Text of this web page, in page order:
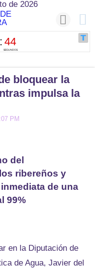
de 2026
bloquear la
impulsa la
PM
del
ribereños y
de una
99%
en la Diputación de
de Agua, Javier del